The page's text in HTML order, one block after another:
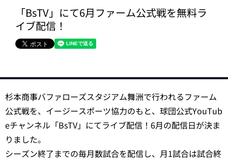
「BsTV」にて6月ファーム公式戦を無料ラ
イブ配信！
杉本商事バファローズスタジアム舞洲で行われるファーム
公式戦を、イージースポーツ協力のもと、球団公式YouTub
eチャンネル「BsTV」にてライブ配信！6月の配信日が決ま
りました。
シーズン終了までの毎月数試合を配信し、月1試合は試合終